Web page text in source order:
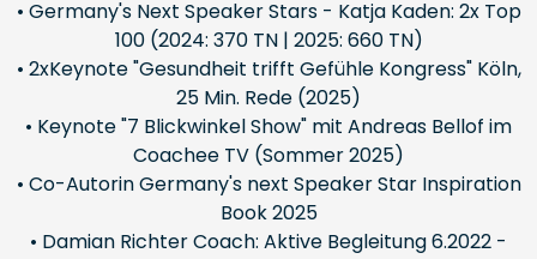
• Germany's Next Speaker Stars - Katja Kaden: 2x Top
100 (2024: 370 TN | 2025: 660 TN)
• 2xKeynote "Gesundheit trifft Gefühle Kongress" Köln,
25 Min. Rede (2025)
• Keynote "7 Blickwinkel Show" mit Andreas Bellof im
Coachee TV (Sommer 2025)
• Co-Autorin Germany's next Speaker Star Inspiration
Book 2025
• Damian Richter Coach: Aktive Begleitung 6.2022 -